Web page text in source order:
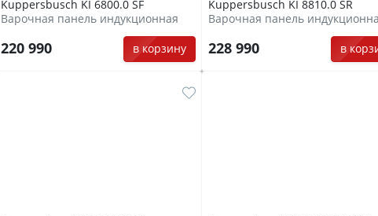
Kuppersbusch KI 6800.0 SF
Варочная панель индукционная
220 990 в корзину
Kuppersbusch KI 8810.0 SR
Варочная панель
228 990 в